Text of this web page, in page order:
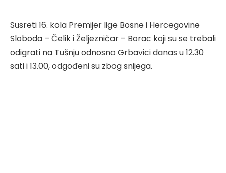
Susreti 16. kola Premijer lige Bosne i Hercegovine
Sloboda – Čelik i Željezničar – Borac koji su se trebali
odigrati na Tušnju odnosno Grbavici danas u 12.30
sati i 13.00, odgođeni su zbog snijega.